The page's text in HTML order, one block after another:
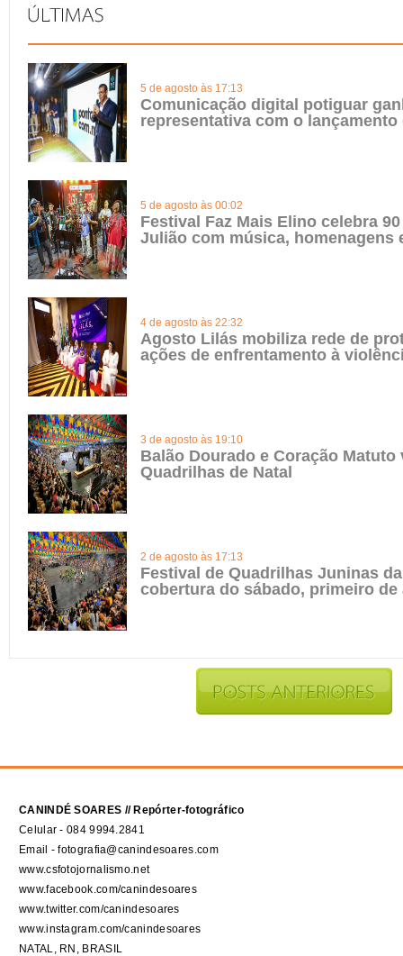
5 de agosto às 17:13
Comunicação digital potiguar
representativa com o lançamento
5 de agosto às 00:02
Festival Faz Mais Elino celebra
Julião com música, homenagens
4 de agosto às 22:32
Agosto Lilás mobiliza rede de
ações de enfrentamento à
3 de agosto às 19:10
Balão Dourado e Coração Matuto
Quadrilhas de Natal
2 de agosto às 17:13
Festival de Quadrilhas Juninas
cobertura do sábado, primeiro de
CANINDÉ SOARES // Repórter-fotográfico
Celular - 084 9994.2841
Email - fotografia@canindesoares.com
www.csfotojornalismo.net
www.facebook.com/canindesoares
www.twitter.com/canindesoares
www.instagram.com/canindesoares
NATAL, RN, BRASIL